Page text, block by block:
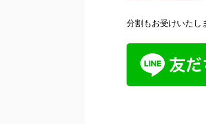
分割もお受けいたし